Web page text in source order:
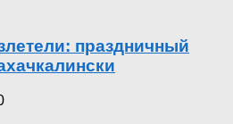
праздничный